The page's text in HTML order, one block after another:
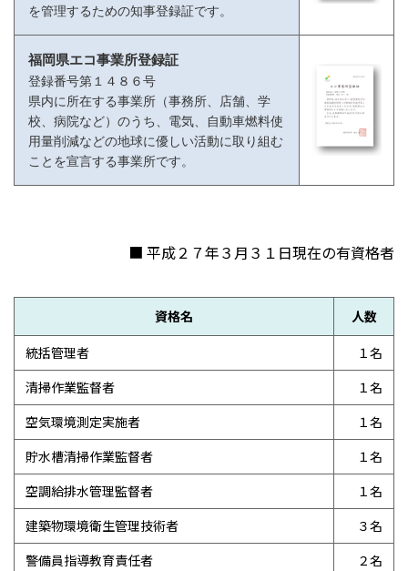
を管理するための知事登録証です。
福岡県エコ事業所登録証
登録番号第１４８６号
県内に所在する事業所（事務所、店舗、学
校、病院など）のうち、電気、自動車燃料使
用量削減などの地球に優しい活動に取り組む
ことを宣言する事業所です。
■ 平成２７年３月３１日現在の有資格者
資格名
人数
統括管理者
１名
清掃作業監督者
１名
空気環境測定実施者
１名
貯水槽清掃作業監督者
１名
空調給排水管理監督者
１名
建築物環境衛生管理技術者
３名
警備員指導教育責任者
２名